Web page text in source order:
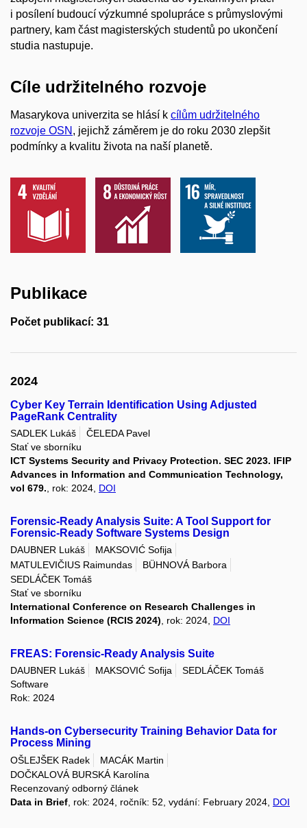
i posílení budoucí výzkumné spolupráce s průmyslovými
partnery, kam část magisterských studentů po ukončení
studia nastupuje.
Cíle udržitelného rozvoje
Masarykova univerzita se hlásí k cílům udržitelného
rozvoje OSN , jejichž záměrem je do roku 2030 zlepšit
podmínky a kvalitu života na naší planetě.
Publikace
Počet publikací: 31
2024
Cyber Key Terrain Identification Using Adjusted
PageRank Centrality
SADLEK Lukáš
ČELEDA Pavel
Stať ve sborníku
ICT Systems Security and Privacy Protection. SEC 2023. IFIP
Advances in Information and Communication Technology,
vol 679. , rok: 2024, DOI
Forensic-Ready Analysis Suite: A Tool Support for
Forensic-Ready Software Systems Design
DAUBNER Lukáš
MAKSOVIĆ Sofija
MATULEVIČIUS Raimundas
BÜHNOVÁ Barbora
SEDLÁČEK Tomáš
Stať ve sborníku
International Conference on Research Challenges in
Information Science (RCIS 2024) , rok: 2024, DOI
FREAS: Forensic-Ready Analysis Suite
DAUBNER Lukáš MAKSOVIĆ Sofija
SEDLÁČEK Tomáš
Software
Rok: 2024
Hands-on Cybersecurity Training Behavior Data for
Process Mining
OŠLEJŠEK Radek
MACÁK Martin
DOČKALOVÁ BURSKÁ Karolína
Recenzovaný odborný článek
Data in Brief , rok: 2024, ročník: 52, vydání: February 2024, DOI